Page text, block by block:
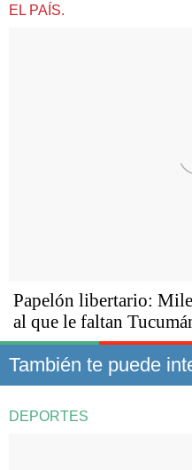
EL PAÍS.
Papelón libertario:
al que le faltan
También te puede
DEPORTES